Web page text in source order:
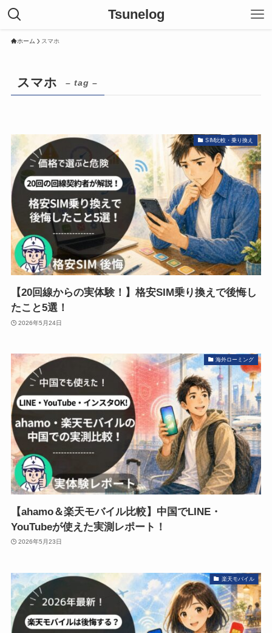
Tsunelog
ホーム スマホ
スマホ – tag –
SIM比較・乗り換え
【20回線からの実体験！】格安SIM乗り換えで後悔し
たこと5選！
2026年5月24日
海外ローミング
【ahamo＆楽天モバイル比較】中国でLINE・
YouTubeが使えた実測レポート！
2026年5月23日
楽天モバイル